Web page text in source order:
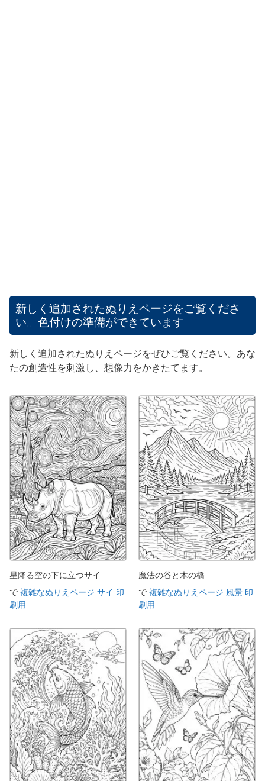
新しく追加されたぬりえページをご覧くださ
い。色付けの準備ができています
新しく追加されたぬりえページをぜひご覧ください。あな
たの創造性を刺激し、想像力をかきたてます。
星降る空の下に立つサイ
で 複雑なぬりえページ サイ 印
刷用
魔法の谷と木の橋
で 複雑なぬりえページ 風景 印
刷用